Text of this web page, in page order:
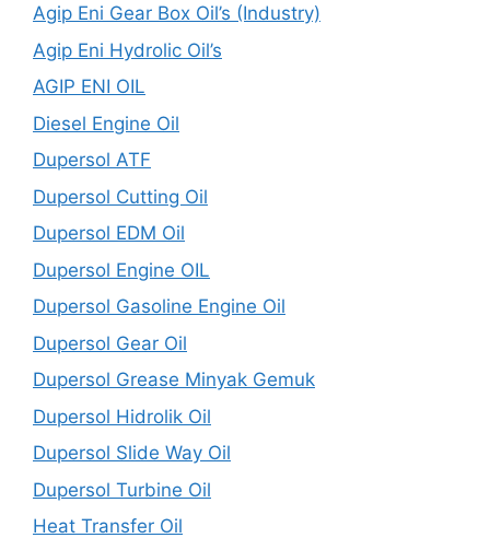
Agip Eni Gear Box Oil’s (Industry)
Agip Eni Hydrolic Oil’s
AGIP ENI OIL
Diesel Engine Oil
Dupersol ATF
Dupersol Cutting Oil
Dupersol EDM Oil
Dupersol Engine OIL
Dupersol Gasoline Engine Oil
Dupersol Gear Oil
Dupersol Grease Minyak Gemuk
Dupersol Hidrolik Oil
Dupersol Slide Way Oil
Dupersol Turbine Oil
Heat Transfer Oil